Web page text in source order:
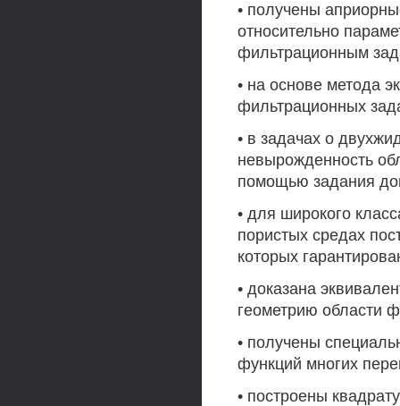
• получены
относительно
фильтрационным
• на основе метода
фильтрационных
• в задачах о
невырожденность
помощью задания
• для широкого
пористых средах
которых
• доказана
геометрию области
• получены
функций многих
• построены